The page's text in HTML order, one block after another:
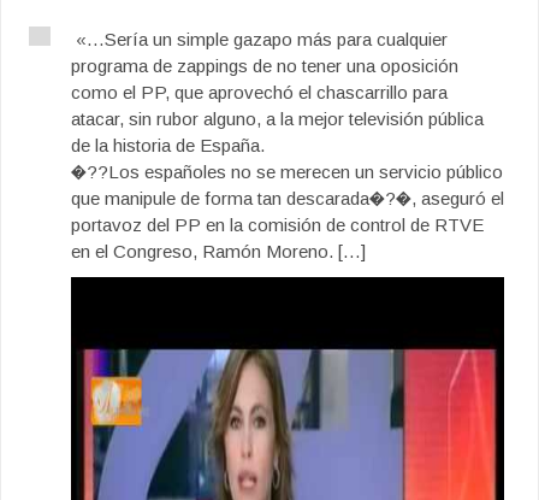
«…Sería un simple gazapo más para cualquier
programa de zappings de no tener una oposición
como el PP, que aprovechó el chascarrillo para
atacar, sin rubor alguno, a la mejor televisión pública
de la historia de España.
�??Los españoles no se merecen un servicio público
que manipule de forma tan descarada�?�, aseguró el
portavoz del PP en la comisión de control de RTVE
en el Congreso, Ramón Moreno. […]